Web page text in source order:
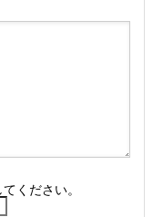
ください。